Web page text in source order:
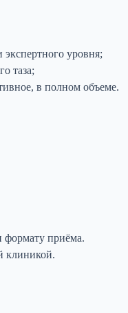
уровня;
таза;
в полном объеме.
формату приёма.
клиникой.